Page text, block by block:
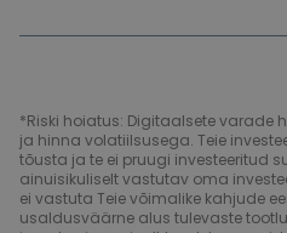
*Riski hoiatus: Digitaalsete varade
ja hinna volatiilsusega. Teie
tõusta ja te ei pruugi investeeritud
ainuisikuliselt vastutav oma
ei vastuta Teie võimalike kahjude
usaldusväärne alus tulevaste